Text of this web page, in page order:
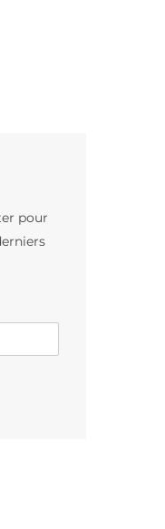
pour